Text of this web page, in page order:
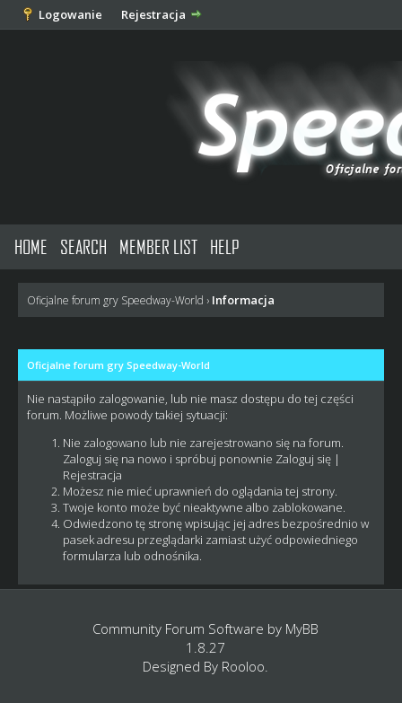
Logowanie Rejestracja
HOME SEARCH MEMBER LIST HELP
Oficjalne forum gry Speedway-World › Informacja
Oficjalne forum gry Speedway-World
Nie nastąpiło zalogowanie, lub nie masz dostępu do tej części
forum. Możliwe powody takiej sytuacji:
Nie zalogowano lub nie zarejestrowano się na forum.
Zaloguj się na nowo i spróbuj ponownie Zaloguj się|
Rejestracja
Możesz nie mieć uprawnień do oglądania tej strony.
Twoje konto może być nieaktywne albo zablokowane.
Odwiedzono tę stronę wpisując jej adres bezpośrednio w
pasek adresu przeglądarki zamiast użyć odpowiedniego
formularza lub odnośnika.
Community Forum Software by MyBB
1.8.27
Designed By Rooloo.